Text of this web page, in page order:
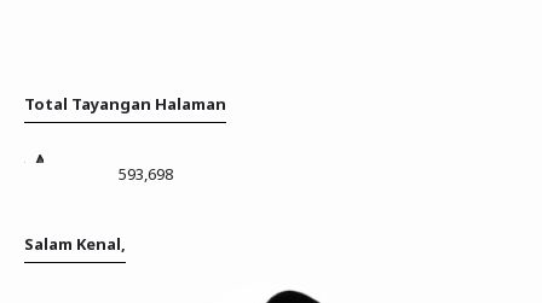
Total Tayangan Halaman
593,698
Salam Kenal,